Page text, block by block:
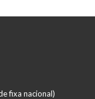
fixa nacional)